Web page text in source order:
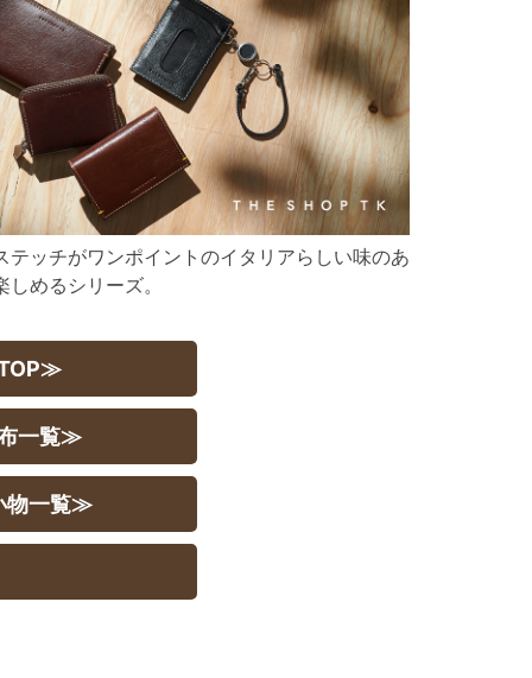
テッチがワンポイントのイタリアらしい味のあ
しめるシリーズ。
一覧≫
物一覧≫